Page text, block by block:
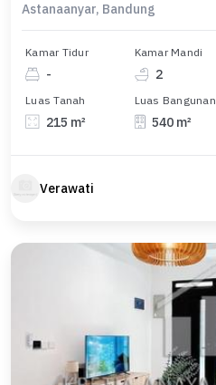
Astanaanyar, Bandung
Kamar Tidur
-
Kamar Mandi
2
Luas Tanah
215 m²
Luas Bangunan
540 m²
Verawati